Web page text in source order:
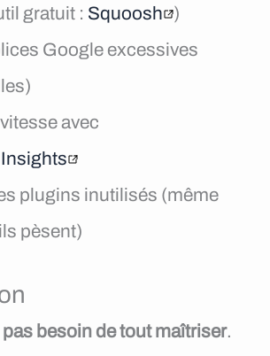
gratuit : Squoosh
)
Google excessives
avec
plugins inutilisés (même
pèsent)
pas besoin de tout maîtriser.